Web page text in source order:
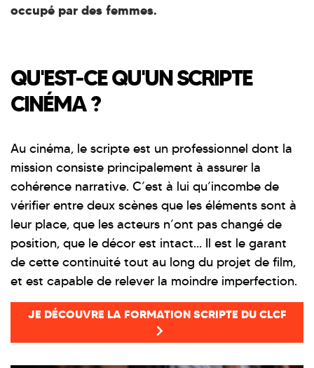
occupé par des femmes.
QU'EST-CE QU'UN SCRIPTE
CINÉMA ?
Au cinéma, le scripte est un professionnel dont la
mission consiste principalement à assurer la
cohérence narrative. C’est à lui qu’incombe de
vérifier entre deux scènes que les éléments sont à
leur place, que les acteurs n’ont pas changé de
position, que le décor est intact… Il est le garant
de cette continuité tout au long du projet de film,
et est capable de relever la moindre imperfection.
JE DÉCOUVRE LA FORMATION SCRIPTE DU CLCF